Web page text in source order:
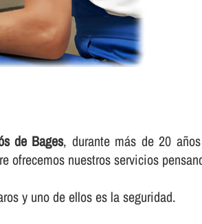
de Bages, durante más de 20
ofrecemos nuestros servicios
y uno de ellos es la seguridad.